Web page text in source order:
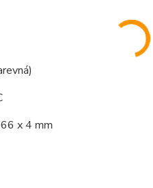
x 4 mm